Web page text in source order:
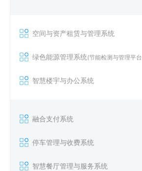
空间与资产租赁与管理系统
绿色能源管理系统(节能检测与管理平台
智慧楼宇与办公系统
融合支付系统
停车管理与收费系统
智慧餐厅管理与服务系统